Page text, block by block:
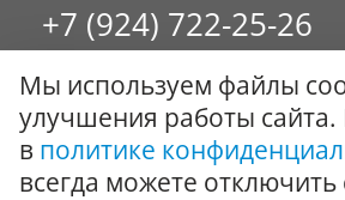
+7 (924) 722-25-26
8 (4234) 32-17-89
Заказать обратный звонок
© ООО "Стиль-Интерьер" 1996 -
Мы используем файлы
улучшения работы
в политике
всегда можете отключить